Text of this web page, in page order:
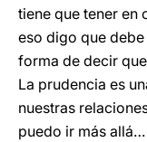
tiene que tener en
eso digo que debe
forma de decir
La prudencia es
nuestras
puedo ir más